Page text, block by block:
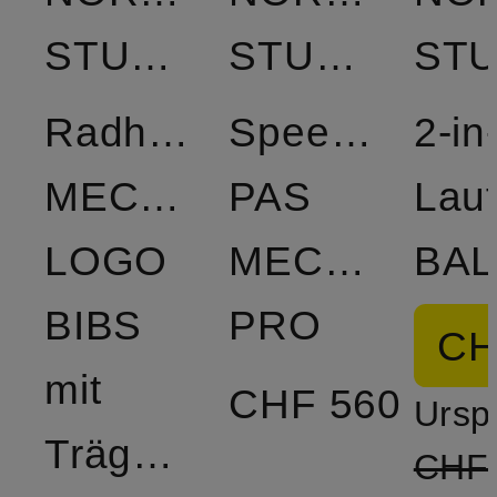
STUDIOS
Radhose
MECHANISM
LOGO
BIBS
mit
Trägern
STUDIOS
Speedsuit
PAS
MECHANISM
PRO
CHF 560
2-